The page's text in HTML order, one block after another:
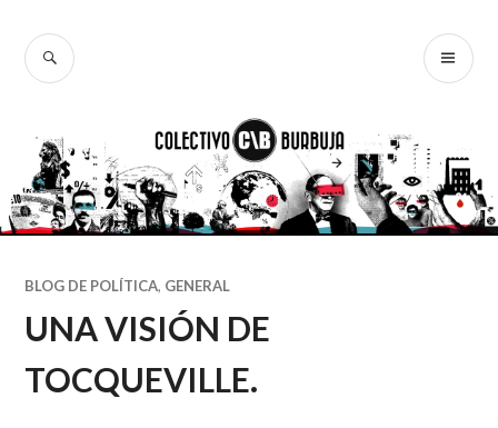
contenido
BUSCAR
BLOG DE POLÍTICA, GENERAL
UNA VISIÓN DE
TOCQUEVILLE.